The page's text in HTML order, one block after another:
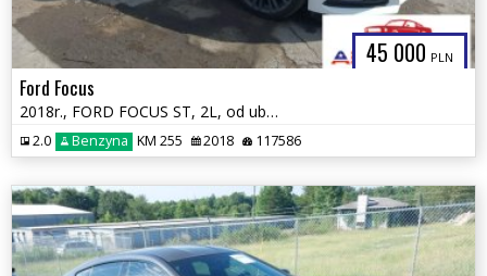
45 000 PLN
Ford Focus
2018r., FORD FOCUS ST, 2L, od ubezpieczalni
2.0 Benzyna KM 255 2018 117586